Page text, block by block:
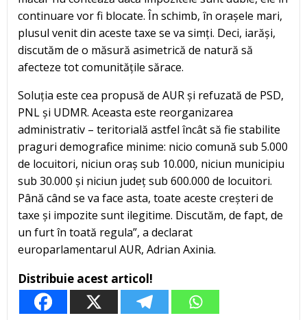
continuare vor fi blocate. În schimb, în orașele mari,
plusul venit din aceste taxe se va simți. Deci, iarăși,
discutăm de o măsură asimetrică de natură să
afecteze tot comunitățile sărace.
Soluția este cea propusă de AUR și refuzată de PSD,
PNL și UDMR. Aceasta este reorganizarea
administrativ – teritorială astfel încât să fie stabilite
praguri demografice minime: nicio comună sub 5.000
de locuitori, niciun oraș sub 10.000, niciun municipiu
sub 30.000 și niciun județ sub 600.000 de locuitori.
Până când se va face asta, toate aceste creșteri de
taxe și impozite sunt ilegitime. Discutăm, de fapt, de
un furt în toată regula”, a declarat
europarlamentarul AUR, Adrian Axinia.
Distribuie acest articol!